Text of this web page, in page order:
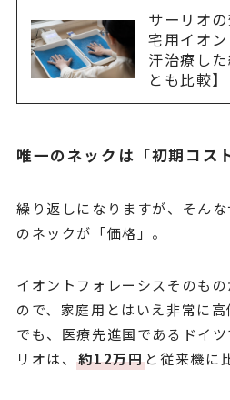
サーリオ
宅用イオ
汗治療し
とも比較】
唯一のネックは「初期コス
繰り返しになりますが、そん
のネックが「価格」。
イオントフォレーシスそのも
ので、家庭用とはいえ非常に
でも、医療先進国であるドイ
リオは、約12万円 と従来機に